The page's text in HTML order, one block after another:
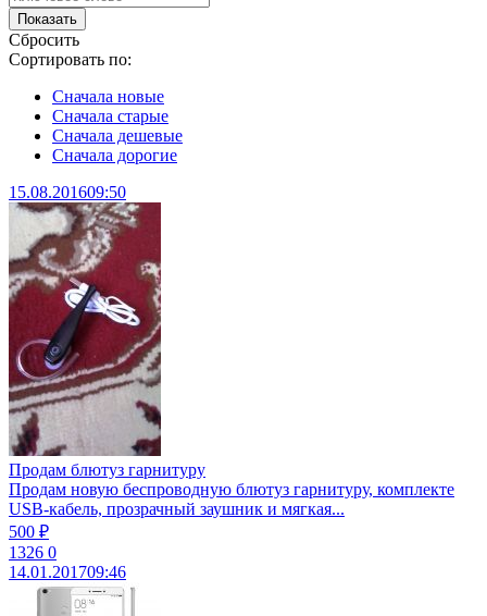
Сбросить
Сортировать по:
Сначала новые
Сначала старые
Сначала дешевые
Сначала дорогие
15.08.201609:50
Продам блютуз гарнитуру
Продам новую беспроводную блютуз гарнитуру, комплекте
USB-кабель, прозрачный заушник и мягкая...
500 ₽
1326 0
14.01.201709:46